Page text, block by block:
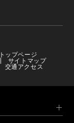
ップページ
サイトマップ
交通アクセス